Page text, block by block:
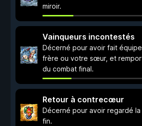
miroir.
Vainqueurs incontestés
Décerné pour avoir fait
frère ou votre sœur, et
du combat final.
Retour à contrecœur
Décerné pour avoir regardé
fin.